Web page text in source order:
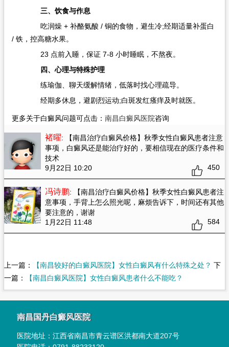
三、饮食与作息
吃润燥 + 补酪氨酸 / 铜的食物，避生冷;经期适量补蛋白
/ 铁，控高糖水果。
23 点前入睡，保证 7-8 小时睡眠，不熬夜。
四、心理与特殊护理
练瑜伽、聊天缓解情绪，低落时找心理疏导。
经期多休息，避剧烈运动;白斑发红瘙痒及时就医。
更多关于白癜风问题可点击： 南昌白癜风医院咨询
褚曜: 【南昌治疗白癜风价格】秋季女性白癜风患者注意
事项 ，白癜风还是能治疗好的，要相信现在的医疗条件和
技术
9月22日 10:20
450
冯诗鹏: 【南昌治疗白癜风价格】秋季女性白癜风患者注
意事项 ，手背上怎么照光呢，麻烦告诉下，时间还有其他
要注意的，谢谢
1月22日 11:48
584
上一篇： 【南昌较好的白癜风医院】女性白癜风有什么特殊之处？ 下
一篇：
【南昌白癜风医院】女性白癜风患者什么不能吃？
南昌国丹白癜风医院
医院地址：江西省南昌市青云谱区洪都南大道207号